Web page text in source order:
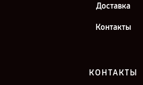
Доставка
Контакты
КОНТАКТЫ